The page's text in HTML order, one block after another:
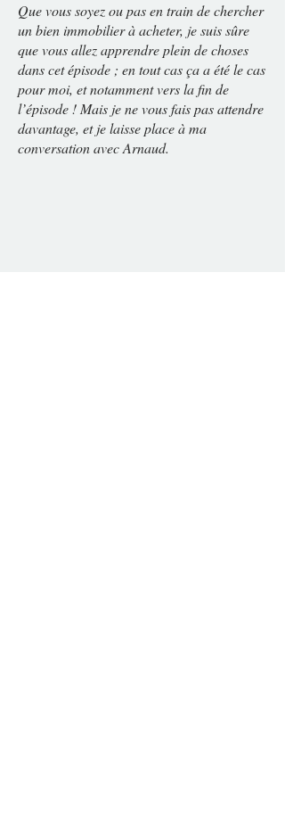
Que vous soyez ou pas en train de chercher
un bien immobilier à acheter, je suis sûre
que vous allez apprendre plein de choses
dans cet épisode ; en tout cas ça a été le cas
pour moi, et notamment vers la fin de
l’épisode ! Mais je ne vous fais pas attendre
davantage, et je laisse place à ma
conversation avec Arnaud.